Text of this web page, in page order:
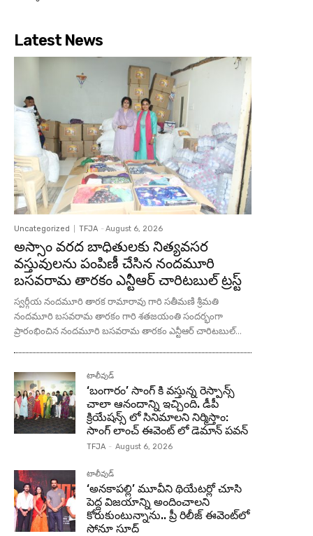
Latest News
Uncategorized TFJA - August 6, 2026
అస్సాం వరద బాధితులకు నిత్యవసర
వస్తువులను పంపిణీ చేసిన నందమూరి
బసవరామ తారకం ఎన్టీఆర్ చారిటబుల్ ట్రస్ట్
స్వర్గీయ నందమూరి తారక రామారావు గారి సతీమణి శ్రీమతి
నందమూరి బసవరామ తారకం గారి శతజయంతి సందర్భంగా
ప్రారంభించిన నందమూరి బసవరామ తారకం ఎన్టీఆర్ చారిటబుల్...
టాలీవుడ్
‘బంగారం’ సాంగ్ కి వస్తున్న రెస్పాన్స్
చాలా ఆనందాన్ని ఇచ్చింది. డీపీ
క్రియేషన్స్ లో సినిమాలని నిర్మిస్తాం:
సాంగ్ లాంచ్ ఈవెంట్ లో డెమాన్ పవన్
TFJA - August 6, 2026
టాలీవుడ్
‘అనకాపల్లి’ మూవీని థియేటర్లో చూసి
పెద్ద విజయాన్ని అందించాలని
కోరుకుంటున్నాను.. ప్రీ రిలీజ్ ఈవెంట్‌లో
సోనూ సూద్